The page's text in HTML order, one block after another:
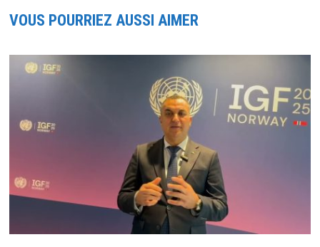
VOUS POURRIEZ AUSSI AIMER